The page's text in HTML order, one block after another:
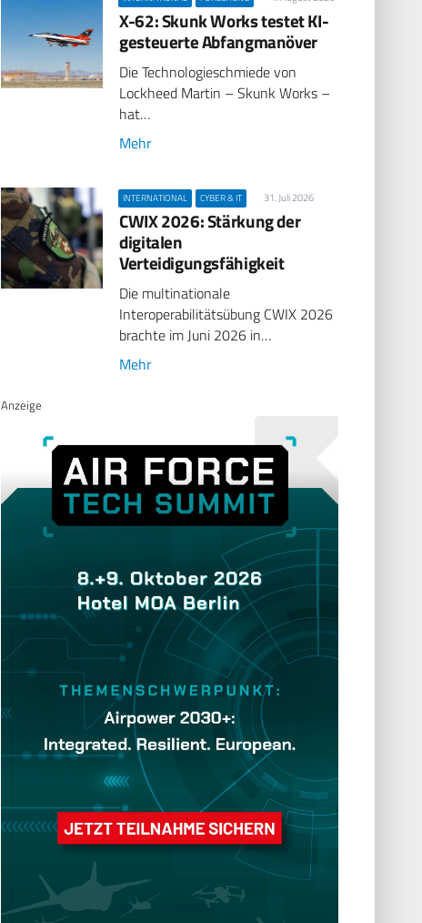
X-62: Skunk Works testet KI-
gesteuerte Abfangmanöver
Die Technologieschmiede von
Lockheed Martin – Skunk Works –
hat…
Mehr
INTERNATIONAL CYBER & IT 31. Juli 2026
CWIX 2026: Stärkung der
digitalen
Verteidigungsfähigkeit
Die multinationale
Interoperabilitätsübung CWIX 2026
brachte im Juni 2026 in…
Mehr
Anzeige